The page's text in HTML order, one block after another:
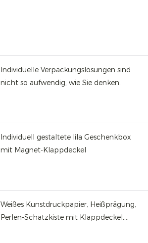
Individuelle Verpackungslösungen sind
nicht so aufwendig, wie Sie denken.
Individuell gestaltete lila Geschenkbox
mit Magnet-Klappdeckel
Weißes Kunstdruckpapier, Heißprägung,
Perlen-Schatzkiste mit Klappdeckel,